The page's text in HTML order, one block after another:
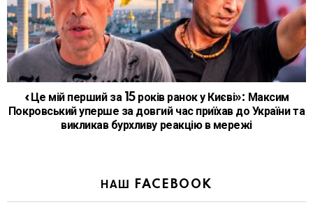
«Це мій перший за 15 років ранок у Києві»: Максим
Покровський уперше за довгий час приїхав до України та
викликав бурхливу реакцію в мережі
НАШ FACEBOOK